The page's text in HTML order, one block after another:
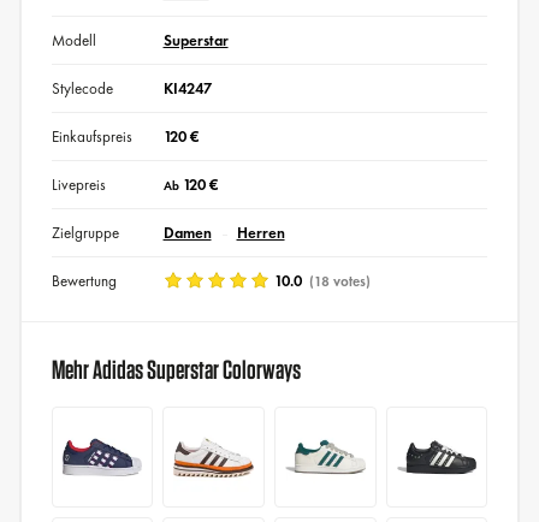
Modell Superstar
Stylecode KI4247
Einkaufspreis 120 €
Livepreis Ab120 €
Zielgruppe Damen Herren
Bewertung 10.0 (18 votes)
Mehr Adidas Superstar Colorways